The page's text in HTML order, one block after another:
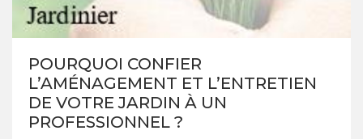
POURQUOI CONFIER
L’AMÉNAGEMENT ET L’ENTRETIEN
DE VOTRE JARDIN À UN
PROFESSIONNEL ?